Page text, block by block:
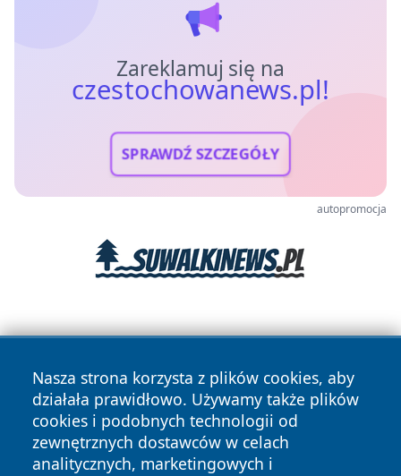
Zareklamuj się na
czestochowanews.pl!
SPRAWDŹ SZCZEGÓŁY
autopromocja
Nasza strona korzysta z plików cookies, aby
działała prawidłowo. Używamy także plików
cookies i podobnych technologii od
zewnętrznych dostawców w celach
analitycznych, marketingowych i
Copyright © 2026 czestochowanews.pl Wszystkie prawa
zastrzeżone.